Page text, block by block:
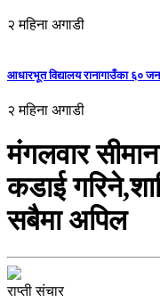
२ महिना अगाडी
आधारभूत विद्यालय रानागाउँका ६० जना
२ महिना अगाडी
मंगलवार
कडाई
सबैमा अपिल
राप्ती संचार